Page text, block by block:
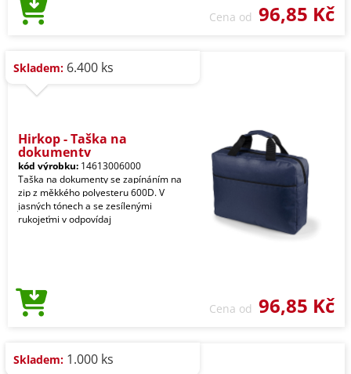
Cena od 96,85 Kč
Skladem: 6.400 ks
Hirkop - Taška na
dokumenty
kód výrobku: 14613006000
Taška na dokumenty se zapínáním na
zip z měkkého polyesteru 600D. V
jasných tónech a se zesílenými
rukojeťmi v odpovídaj
Cena od 96,85 Kč
Skladem: 1.000 ks